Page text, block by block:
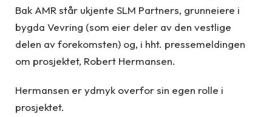
Bak AMR står ukjente SLM Partners, grunneiere i
bygda Vevring (som eier deler av den vestlige
delen av forekomsten) og, i hht. pressemeldingen
om prosjektet, Robert Hermansen.
Hermansen er ydmyk overfor sin egen rolle i
prosjektet.